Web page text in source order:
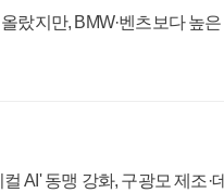
랐지만, BMW·벤츠보다 높은
AI' 동맹 강화, 구광모 제조·데